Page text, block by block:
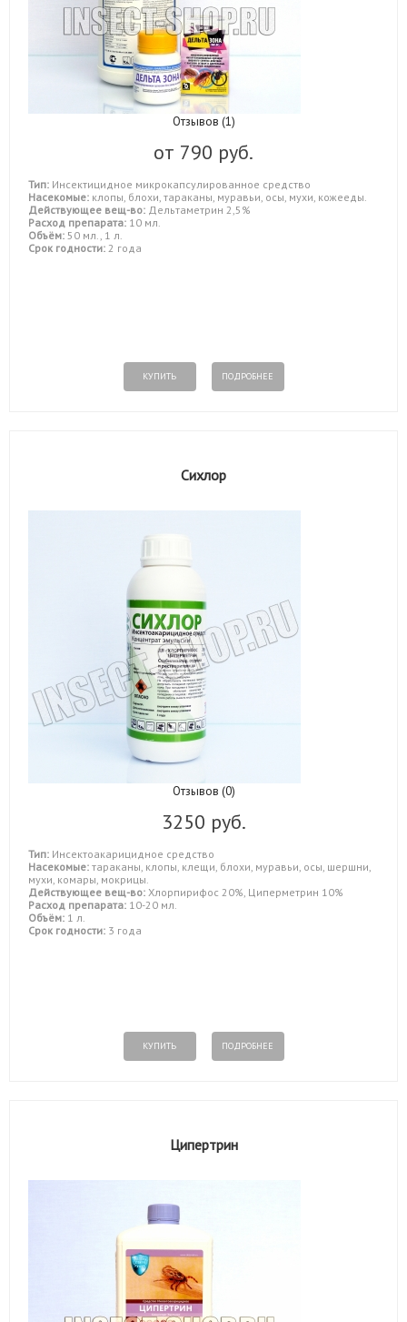
Отзывов (1)
от 790 руб.
Тип: Инсектицидное микрокапсулированное средство
Насекомые: клопы, блохи, тараканы, муравьи, осы, мухи, кожееды.
Действующее вещ-во: Дельтаметрин 2,5%
Расход препарата: 10 мл.
Объём: 50 мл., 1 л.
Срок годности: 2 года
КУПИТЬ ПОДРОБНЕЕ
Сихлор
Отзывов (0)
3250 руб.
Тип: Инсектоакарицидное средство
Насекомые: тараканы, клопы, клещи, блохи, муравьи, осы, шершни,
мухи, комары, мокрицы.
Действующее вещ-во: Хлорпирифос 20%, Циперметрин 10%
Расход препарата: 10-20 мл.
Объём: 1 л.
Срок годности: 3 года
КУПИТЬ ПОДРОБНЕЕ
Ципертрин